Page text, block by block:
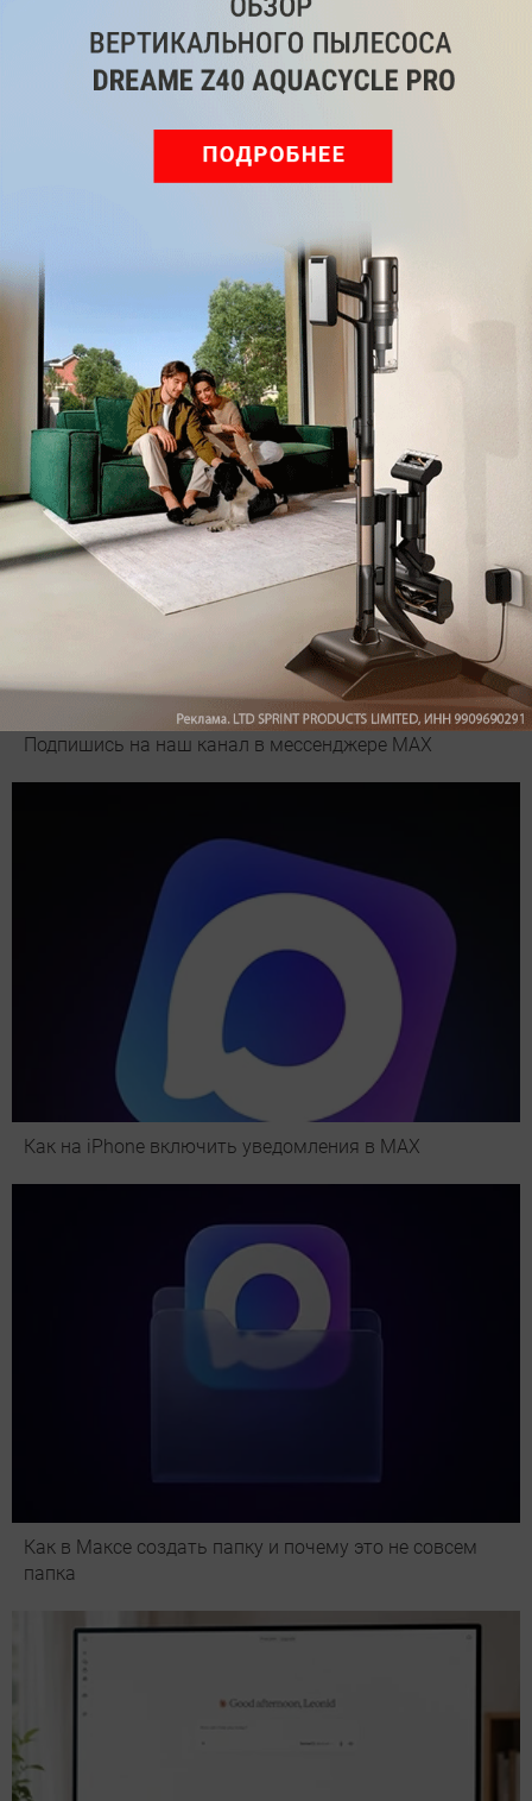
Обзор вертикального пылесоса Dreame Z40 AquaCycle
Pro: гибкий подход к уборке
Подпишись на наш канал в мессенджере МАХ
Как на iPhone включить уведомления в MAX
Как в Максе создать папку и почему это не совсем
папка